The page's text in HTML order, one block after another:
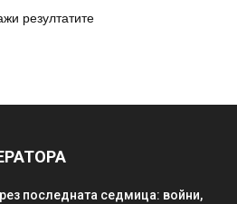
резултатите
последната седмица: войни,